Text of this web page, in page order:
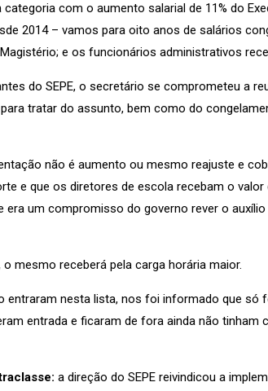
com o aumento salarial de 11% do
2014 – vamos para oito anos de salários
e os funcionários administrativos
do SEPE, o secretário se comprometeu a
para tratar do assunto, bem como do
não é aumento ou mesmo reajuste e
e que os diretores de escola recebam o
era um compromisso do governo rever o
mesmo receberá pela carga horária maior.
entraram nesta lista, nos foi informado que
entrada e ficaram de fora ainda não
a direção do SEPE reivindicou a